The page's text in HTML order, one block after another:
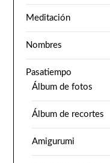
Meditación
Nombres
Pasatiempo
Álbum de fotos
Álbum de recortes
Amigurumi